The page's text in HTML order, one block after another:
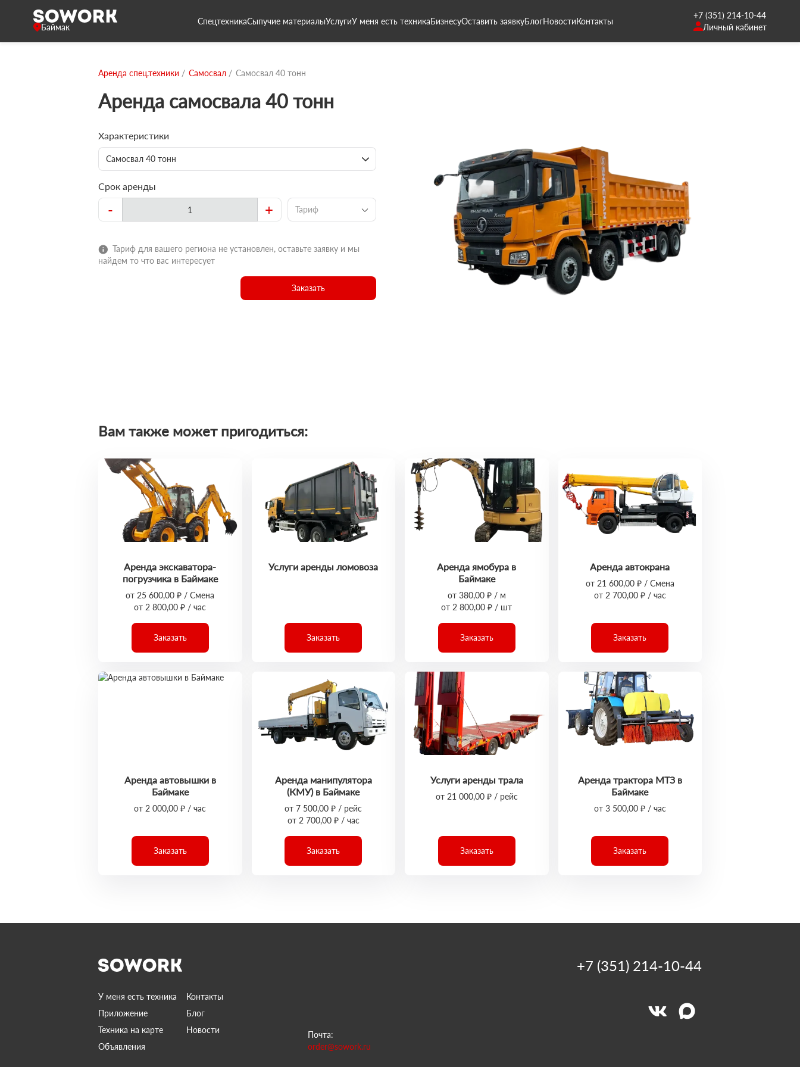
Баймак
СпецтехникаСыпучие материалыУслугиУ меня есть техникаБизнесуОставить заявкуБлогНовостиКонтакты
+7 (351) 214-10-44
Личный кабинет
Аренда спец.техники Самосвал Самосвал 40 тонн
Аренда самосвала 40 тонн
Характеристики
Самосвал 40 тонн
Срок аренды
- + Тариф
Тариф для вашего региона не установлен, оставьте заявку и мы
найдем то что вас интересует
Заказать
Вам также может пригодиться:
Аренда экскаватора-
погрузчика в Баймаке
от 25 600,00 ₽ / Смена
от 2 800,00 ₽ / час
Заказать
Услуги аренды ломовоза
Заказать
Аренда ямобура в
Баймаке
от 380,00 ₽ / м
от 2 800,00 ₽ / шт
Заказать
Аренда автокрана
от 21 600,00 ₽ / Смена
от 2 700,00 ₽ / час
Заказать
Аренда автовышки в
Баймаке
от 2 000,00 ₽ / час
Заказать
Аренда манипулятора
(КМУ) в Баймаке
от 7 500,00 ₽ / рейс
от 2 700,00 ₽ / час
Заказать
Услуги аренды трала
от 21 000,00 ₽ / рейс
Заказать
Аренда трактора МТЗ в
Баймаке
от 3 500,00 ₽ / час
Заказать
У меня есть техника
Контакты
Приложение
Блог
Техника на карте
Новости
Объявления
Почта:
order@sowork.ru
+7 (351) 214-10-44